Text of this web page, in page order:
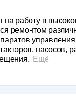
работу в
ремонтом
насосов,
Ещё